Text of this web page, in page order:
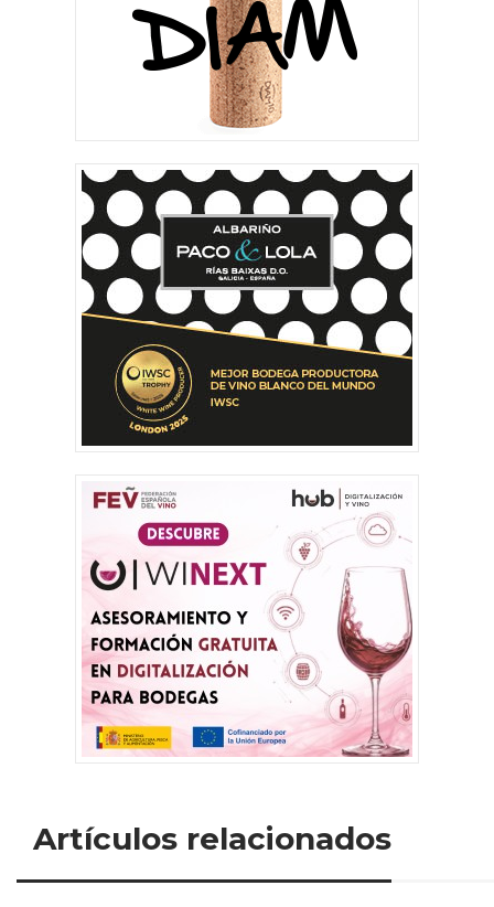
Artículos relacionados